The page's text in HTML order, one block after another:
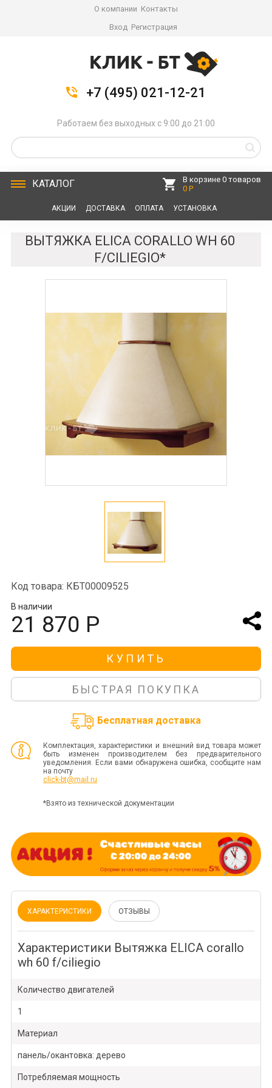
О компании Контакты
Вход Регистрация
+7 (495) 021-12-21
Работаем без выходных с 9:00 до 21:00
КАТАЛОГ
В корзине 0 товаров
0 Р
АКЦИИ ДОСТАВКА ОПЛАТА УСТАНОВКА
ВЫТЯЖКА ELICA CORALLO WH 60
F/CILIEGIO*
Код товара: КБТ00009525
В наличии
21 870 Р
КУПИТЬ
БЫСТРАЯ ПОКУПКА
Бесплатная доставка
Комплектация, характеристики и внешний вид товара может
быть изменен производителем без предварительного
уведомления. Если вами обнаружена ошибка, сообщите нам
на почту
click-bt@mail.ru
*Взято из технической документации
ХАРАКТЕРИСТИКИ ОТЗЫВЫ
Характеристики Вытяжка ELICA corallo
wh 60 f/ciliegio
Количество двигателей
1
Материал
панель/окантовка: дерево
Потребляемая мощность